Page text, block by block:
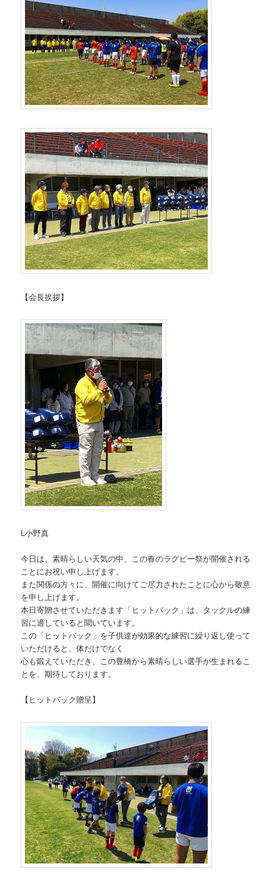
【会長挨拶】
L小野真
今日は、素晴らしい天気の中、この春のラグビー祭が開催される
ことにお祝い申し上げます。
また関係の方々に、開催に向けてご尽力されたことに心から敬意
を申し上げます。
本日寄贈させていただきます「ヒットバック」は、タックルの練
習に適していると聞いています。
この「ヒットバック」を子供達が効果的な練習に繰り返し使って
いただけると、体だけでなく
心も鍛えていただき、この豊橋から素晴らしい選手が生まれるこ
とを、期待しております。
【ヒットバック贈呈】